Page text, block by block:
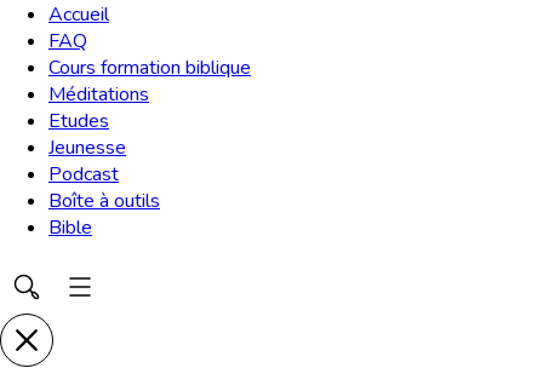
Accueil
FAQ
Cours formation biblique
Méditations
Etudes
Jeunesse
Podcast
Boîte à outils
Bible